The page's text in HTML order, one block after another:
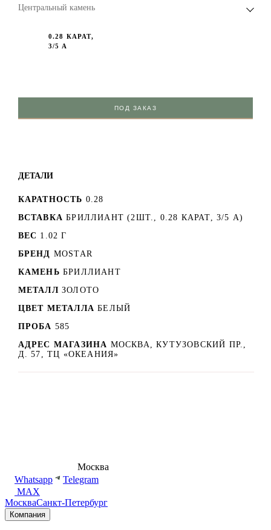
Центральный камень
0.28 КАРАТ,
3/5 А
ПОД ЗАКАЗ
ДЕТАЛИ
КАРАТНОСТЬ 0.28
ВСТАВКА БРИЛЛИАНТ (2ШТ., 0.28 КАРАТ, 3/5 А)
ВЕС 1.02 Г
БРЕНД MOSTAR
КАМЕНЬ БРИЛЛИАНТ
МЕТАЛЛ ЗОЛОТО
ЦВЕТ МЕТАЛЛА БЕЛЫЙ
ПРОБА 585
АДРЕС МАГАЗИНА МОСКВА, КУТУЗОВСКИЙ ПР.,
Д. 57, ТЦ «ОКЕАНИЯ»
Москва
Whatsapp
Telegram
MAX
МоскваСанкт-Петербург
Компания